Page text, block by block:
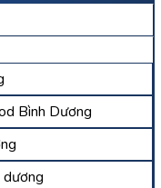
Bình Dương
dương